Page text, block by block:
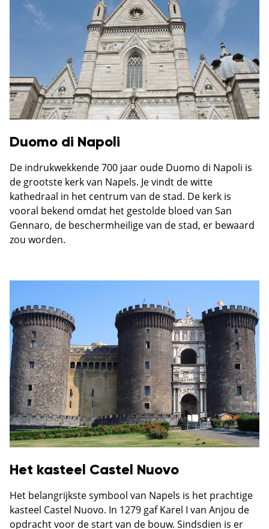
Duomo di Napoli
De indrukwekkende 700 jaar oude Duomo di Napoli is
de grootste kerk van Napels. Je vindt de witte
kathedraal in het centrum van de stad. De kerk is
vooral bekend omdat het gestolde bloed van San
Gennaro, de beschermheilige van de stad, er bewaard
zou worden.
Het kasteel Castel Nuovo
Het belangrijkste symbool van Napels is het prachtige
kasteel Castel Nuovo. In 1279 gaf Karel I van Anjou de
opdracht voor de start van de bouw. Sindsdien is er